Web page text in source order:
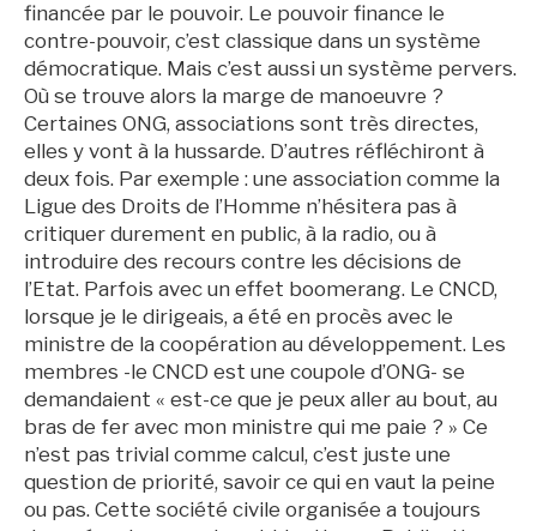
financée par le pouvoir. Le pouvoir finance le
contre-pouvoir, c’est classique dans un système
démocratique. Mais c’est aussi un système pervers.
Où se trouve alors la marge de manoeuvre ?
Certaines ONG, associations sont très directes,
elles y vont à la hussarde. D’autres réfléchiront à
deux fois. Par exemple : une association comme la
Ligue des Droits de l’Homme n’hésitera pas à
critiquer durement en public, à la radio, ou à
introduire des recours contre les décisions de
l’Etat. Parfois avec un effet boomerang. Le CNCD,
lorsque je le dirigeais, a été en procès avec le
ministre de la coopération au développement. Les
membres -le CNCD est une coupole d’ONG- se
demandaient « est-ce que je peux aller au bout, au
bras de fer avec mon ministre qui me paie ? » Ce
n’est pas trivial comme calcul, c’est juste une
question de priorité, savoir ce qui en vaut la peine
ou pas. Cette société civile organisée a toujours